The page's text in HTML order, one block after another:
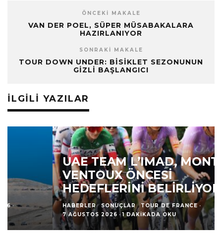
ÖNCEKI MAKALE
VAN DER POEL, SÜPER MÜSABAKALARA
HAZIRLANIYOR
SONRAKI MAKALE
TOUR DOWN UNDER: BISIKLET SEZONUNUN
GIZLI BAŞLANGICI
İLGILI YAZILAR
UAE TEAM L’IMAD, MONT
VENTOUX ÖNCESI
HEDEFLERINI BELIRLIYOR
HABERLER SONUÇLAR TOUR DE FRANCE ·
7 AĞUSTOS 2026 · 1 DAKIKADA OKU